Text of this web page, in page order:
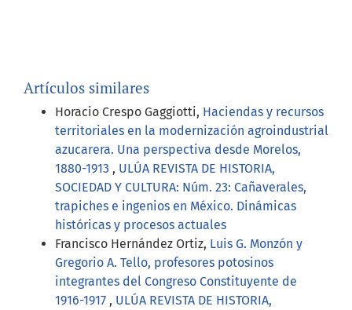
Artículos similares
Horacio Crespo Gaggiotti, Haciendas y recursos
territoriales en la modernización agroindustrial
azucarera. Una perspectiva desde Morelos,
1880-1913 , ULÚA REVISTA DE HISTORIA,
SOCIEDAD Y CULTURA: Núm. 23: Cañaverales,
trapiches e ingenios en México. Dinámicas
históricas y procesos actuales
Francisco Hernández Ortiz, Luis G. Monzón y
Gregorio A. Tello, profesores potosinos
integrantes del Congreso Constituyente de
1916-1917 , ULÚA REVISTA DE HISTORIA,